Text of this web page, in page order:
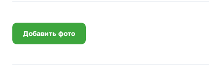
Добавить фото